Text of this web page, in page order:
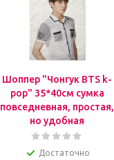
Шоппер "Чонгук BTS k-
pop" 35*40см сумка
повседневная, простая,
но удобная
Достаточно